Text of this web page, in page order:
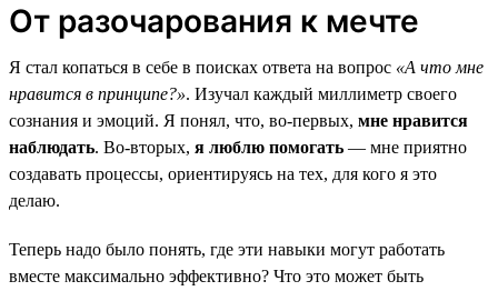
От разочарования к мечте
Я стал копаться в себе в поисках ответа на вопрос «А что мне
нравится в принципе?». Изучал каждый миллиметр своего
сознания и эмоций. Я понял, что, во-первых, мне нравится
наблюдать. Во-вторых, я люблю помогать — мне приятно
создавать процессы, ориентируясь на тех, для кого я это
делаю.
Теперь надо было понять, где эти навыки могут работать
вместе максимально эффективно? Что это может быть